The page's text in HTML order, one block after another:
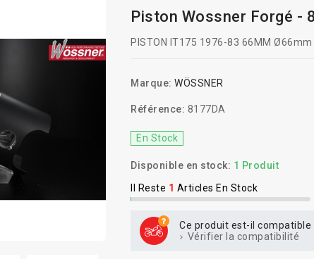
Piston Wossner Forgé -
PISTON IT175 1976-83 66MM Ø66mm
Marque: WÖSSNER
Référence: 8177DA
En Stock
Disponible en stock: 1 Produit
Il Reste 1 Articles En Stock
Ce produit est-il compatible
Vérifier la compatibilité